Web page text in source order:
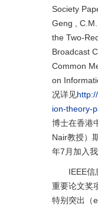
Society
Geng ,
the Two-
Broadcast
Common
on
况详见
ion-theory-
博士在香港
Nair教授）
年7月加入
IEEE信
重要论文奖
特别突出（